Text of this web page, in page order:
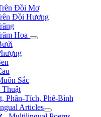
Đồi Mơ
Đồi Hương
Hoa
Sắc
Phân-Tích, Phê-Bình
Articles